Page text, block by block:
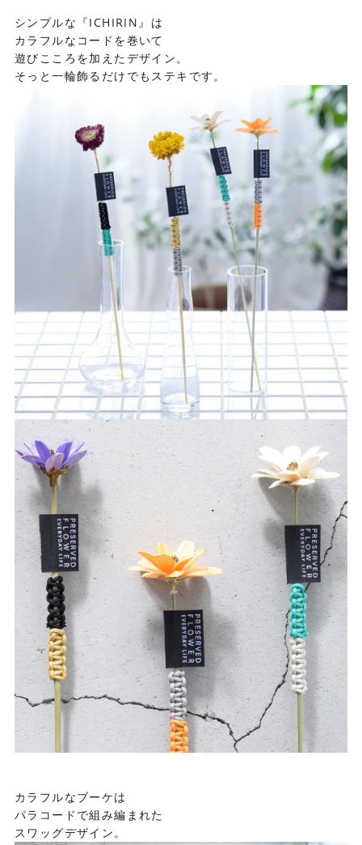
シンプルな『ICHIRIN』は
カラフルなコードを巻いて
遊びこころを加えたデザイン。
そっと一輪飾るだけでもステキです。
カラフルなブーケは
パラコードで組み編まれた
スワッグデザイン。